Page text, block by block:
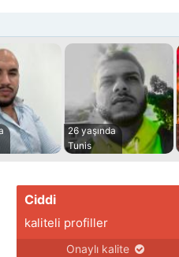
26 yaşında
Tunis
Ciddi
kaliteli profiller
Onaylı kalite